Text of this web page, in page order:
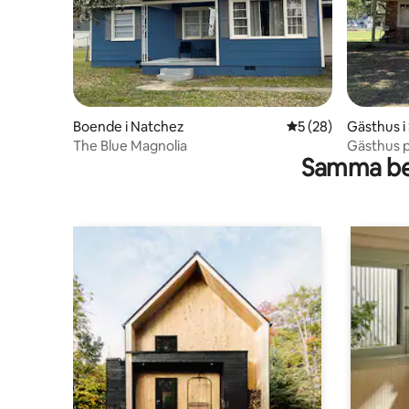
Boende i Natchez 5 av 5 i
5 (28)
The Blue Magnolia
Gästhus i
Gästhus
Samma